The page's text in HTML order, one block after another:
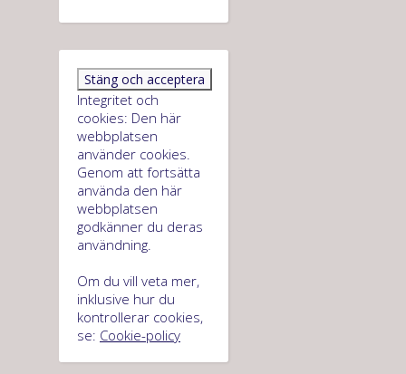
Integritet och
cookies: Den här
webbplatsen
använder cookies.
Genom att fortsätta
använda den här
webbplatsen
godkänner du deras
användning.
Om du vill veta mer,
inklusive hur du
kontrollerar cookies,
se: Cookie-policy